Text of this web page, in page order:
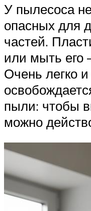
У пылесоса
опасных для
частей.
или мыть его
Очень легко
пыли: чтобы
можно